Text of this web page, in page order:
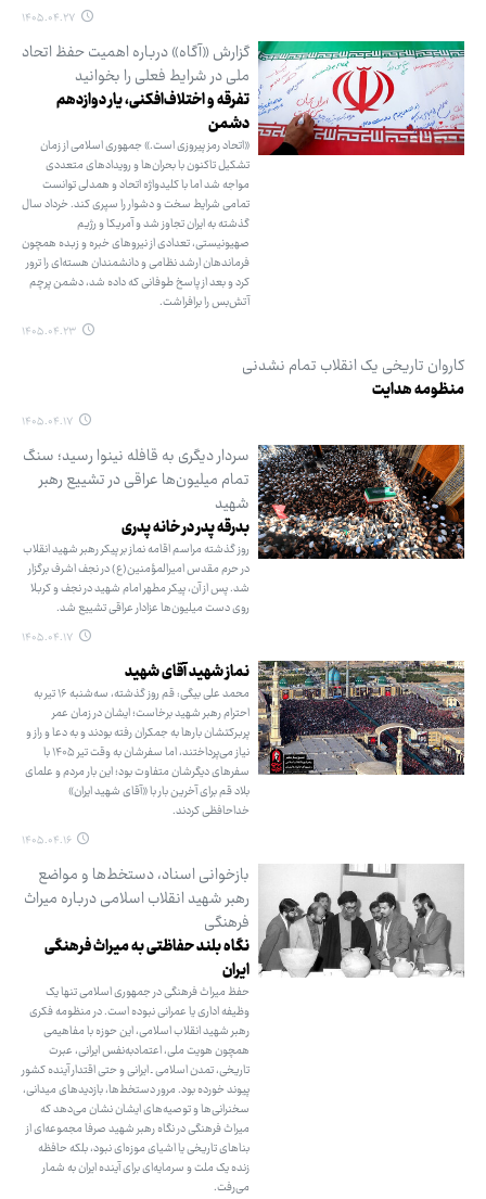
۱۴۰۵.۰۴.۲۷
گزارش «آگاه» درباره اهمیت حفظ اتحاد
ملی در شرایط فعلی را بخوانید
تفرقه و اختلاف‌افکنی، یار دوازدهم
دشمن
«اتحاد رمز پیروزی است.» جمهوری اسلامی از زمان
تشکیل تاکنون با بحران‌ها و رویدادهای متعددی
مواجه شد اما با کلیدواژه اتحاد و همدلی توانست
تمامی شرایط سخت و دشوار را سپری کند. خرداد سال
گذشته به ایران تجاوز شد و آمریکا و رژیم
صهیونیستی، تعدادی از نیروهای خبره و زبده همچون
فرماندهان ارشد نظامی و دانشمندان هسته‌ای را ترور
کرد و بعد از پاسخ طوفانی که داده شد، دشمن پرچم
آتش‌بس را برافراشت.
۱۴۰۵.۰۴.۲۳
کاروان تاریخی یک انقلاب تمام نشدنی
منظومه هدایت
۱۴۰۵.۰۴.۱۷
سردار دیگری به قافله نینوا رسید؛ سنگ
تمام میلیون‌ها عراقی در تشییع رهبر
شهید
بدرقه پدر در خانه پدری
روز گذشته مراسم اقامه نماز بر پیکر رهبر شهید انقلاب
در حرم مقدس امیرالمؤمنین(ع) در نجف اشرف برگزار
شد. پس از آن، پیکر مطهر امام شهید در نجف و کربلا
روی دست میلیون‌ها عزادار عراقی تشییع شد.
۱۴۰۵.۰۴.۱۷
نماز شهید آقای شهید
محمد علی بیگی: قم روز گذشته، سه‌شنبه ۱۶ تیر به
احترام رهبر شهید برخاست؛ ایشان در زمان عمر
پربرکتشان بارها به جمکران رفته بودند و به دعا و راز و
نیاز می‌پرداختند، اما سفرشان به وقت تیر ۱۴۰۵ با
سفرهای دیگرشان متفاوت بود؛ این بار مردم و علمای
بلاد قم برای آخرین بار با «آقای شهید ایران»
خداحافظی کردند.
۱۴۰۵.۰۴.۱۶
بازخوانی اسناد، دستخط‌ها و مواضع
رهبر شهید انقلاب اسلامی درباره میراث
‌فرهنگی
نگاه بلند حفاظتی به میراث فرهنگی
ایران
حفظ میراث فرهنگی در جمهوری اسلامی تنها یک
وظیفه اداری یا عمرانی نبوده است. در منظومه فکری
رهبر شهید انقلاب اسلامی، این حوزه با مفاهیمی
همچون هویت ملی، اعتمادبه‌نفس ایرانی، عبرت
تاریخی، تمدن اسلامی ـ ایرانی و حتی اقتدار آینده کشور
پیوند خورده بود. مرور دستخط‌ها، بازدیدهای میدانی،
سخنرانی‌ها و توصیه‌های ایشان نشان می‌دهد که
میراث فرهنگی در نگاه رهبر شهید صرفا مجموعه‌ای از
بناهای تاریخی یا اشیای موزه‌ای نبود، بلکه حافظه
زنده یک ملت و سرمایه‌ای برای آینده ایران به شمار
می‌رفت.